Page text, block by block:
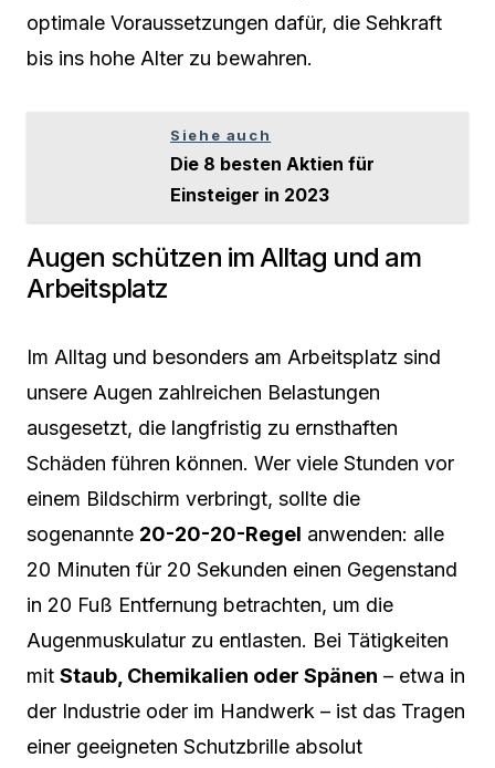
optimale Voraussetzungen dafür, die Sehkraft
bis ins hohe Alter zu bewahren.
Siehe auch
Die 8 besten Aktien für
Einsteiger in 2023
Augen schützen im Alltag und am
Arbeitsplatz
Im Alltag und besonders am Arbeitsplatz sind
unsere Augen zahlreichen Belastungen
ausgesetzt, die langfristig zu ernsthaften
Schäden führen können. Wer viele Stunden vor
einem Bildschirm verbringt, sollte die
sogenannte 20-20-20-Regel anwenden: alle
20 Minuten für 20 Sekunden einen Gegenstand
in 20 Fuß Entfernung betrachten, um die
Augenmuskulatur zu entlasten. Bei Tätigkeiten
mit Staub, Chemikalien oder Spänen – etwa in
der Industrie oder im Handwerk – ist das Tragen
einer geeigneten Schutzbrille absolut